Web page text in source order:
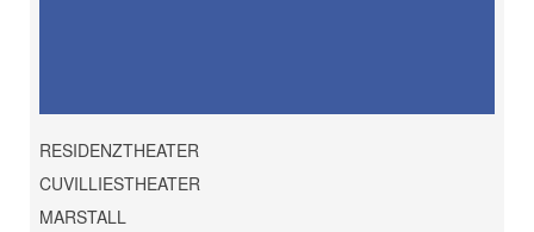
RESIDENZTHEATER
CUVILLIESTHEATER
MARSTALL